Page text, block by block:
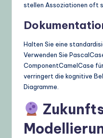
stellen Assoziationen oft
Halten Sie eine
Verwenden Sie
ComponentCamelCase
verringert die kognitive
Diagramme.